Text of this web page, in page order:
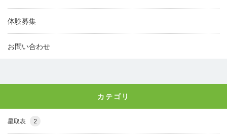
体験募集
お問い合わせ
カテゴリ
星取表 2